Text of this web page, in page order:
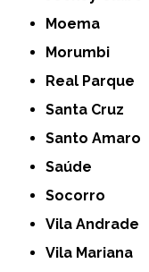
Moema
Morumbi
Real Parque
Santa Cruz
Santo Amaro
Saúde
Socorro
Vila Andrade
Vila Mariana